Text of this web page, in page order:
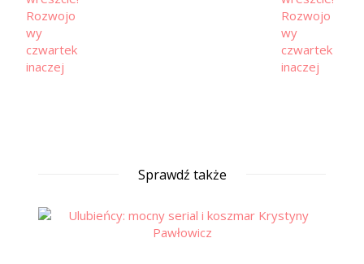
Sprawdź także